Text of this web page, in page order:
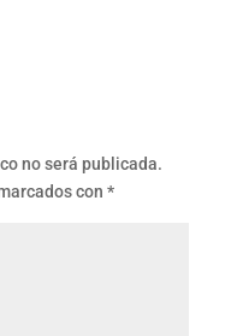
no será publicada.
con *